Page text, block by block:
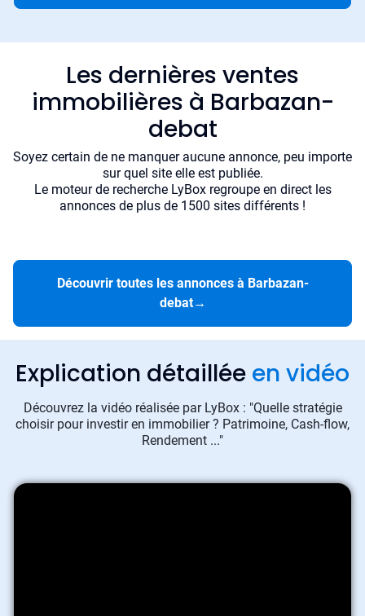
Les dernières ventes
immobilières à Barbazan-
debat
Soyez certain de ne manquer aucune annonce, peu importe
sur quel site elle est publiée.
Le moteur de recherche LyBox regroupe en direct les
annonces de plus de 1500 sites différents !
Découvrir toutes les annonces à Barbazan-
debat→
Explication détaillée en vidéo
Découvrez la vidéo réalisée par LyBox : "Quelle stratégie
choisir pour investir en immobilier ? Patrimoine, Cash-flow,
Rendement ..."